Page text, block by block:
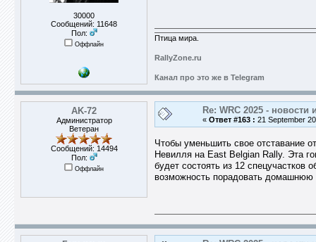
30000
Сообщений: 11648
Пол:
Оффлайн
Птица мира.
RallyZone.ru
Канал про это же в Telegram
AK-72
Администратор
Ветеран
Сообщений: 14494
Пол:
Оффлайн
Re: WRC 2025 - новости
« Ответ #163 : 21 September
Чтобы уменьшить свое отставание
Невилля на East Belgian Rally. Эта
будет состоять из 12
возможность порадовать домашнюю